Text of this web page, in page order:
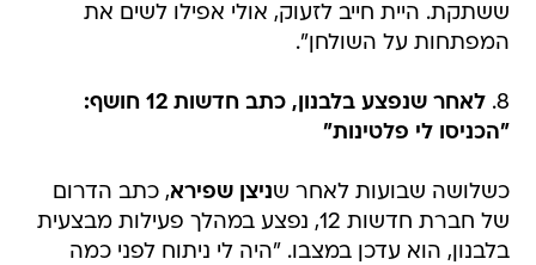
ששתקת. היית חייב לזעוק, אולי אפילו לשים את
המפתחות על השולחן".
8.
לאחר שנפצע בלבנון, כתב חדשות 12 חושף:
"הכניסו לי פלטינות"
כשלושה שבועות לאחר שניצן שפירא, כתב הדרום
של חברת חדשות 12, נפצע במהלך פעילות מבצעית
בלבנון, הוא עדכן במצבו. "היה לי ניתוח לפני כמה